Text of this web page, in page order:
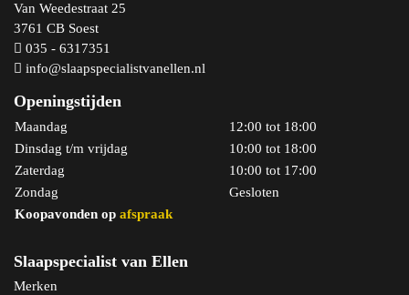
Van Weedestraat 25
3761 CB Soest
035 - 6317351
info@slaapspecialistvanellen.nl
Openingstijden
Maandag
12:00 tot 18:00
Dinsdag t/m vrijdag
10:00 tot 18:00
Zaterdag
10:00 tot 17:00
Zondag
Gesloten
Koopavonden op afspraak
Slaapspecialist van Ellen
Merken